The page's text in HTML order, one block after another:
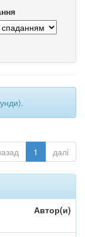
1 далі
Автор(и)